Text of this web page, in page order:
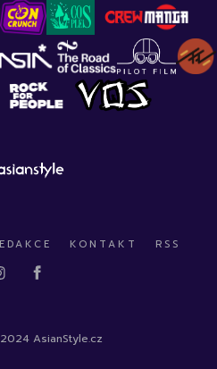
KONTAKT RSS
AsianStyle.cz